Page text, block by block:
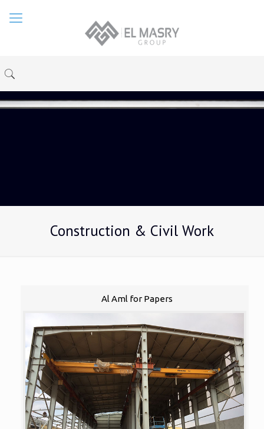
Construction & Civil Work
Al Aml for Papers